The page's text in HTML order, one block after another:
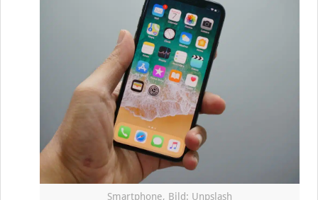
Smartphone, Bild: Unpslash